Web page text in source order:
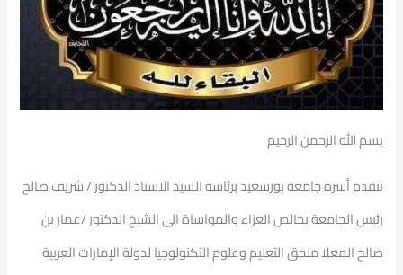
بسم الله الرحمن الرحيم
تتقدم أسرة جامعة بورسعيد برئاسة السيد الاستاذ الدكتور / شريف صالح
رئيس الجامعة بخالص العزاء والمواساة الى الشيخ الدكتور /عمار بن
صالح المعلا ملحق التعليم وعلوم التكنولوجيا لدولة الإمارات العربية